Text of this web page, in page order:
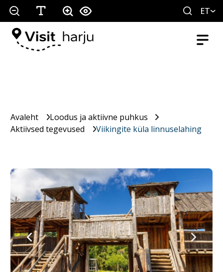
ET
Avaleht
Loodus ja aktiivne puhkus
Aktiivsed tegevused
Viikingite küla linnuselahing